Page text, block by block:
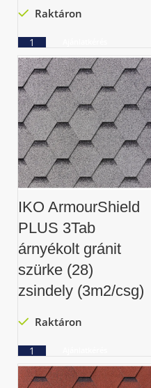
Raktáron
IKO ArmourShield
PLUS 3Tab
árnyékolt gránit
szürke (28)
zsindely (3m2/csg)
Raktáron